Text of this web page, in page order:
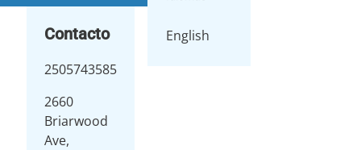
Contacto
2505743585
2660
Briarwood
Ave,
English